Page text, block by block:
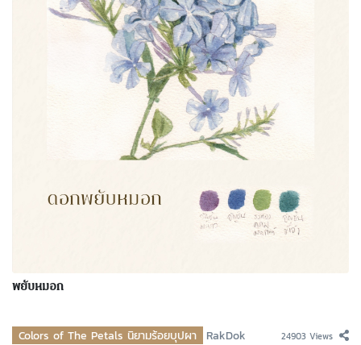
พยับหมอก
Colors of The Petals นิยามร้อยบุปผา RakDok 24903 Views